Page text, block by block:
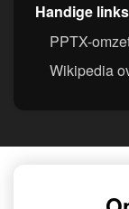
Handige
PPTX-
Wikipedia